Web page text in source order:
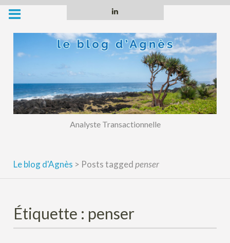
Skip
content
Analyste Transactionnelle
Le blog d'Agnès > Posts taggedpenser
Étiquette : penser